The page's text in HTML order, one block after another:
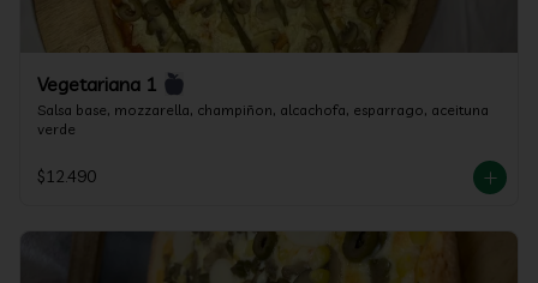
Vegetariana 1
Salsa base, mozzarella, champiñon, alcachofa, esparrago, aceituna
verde
$12.490